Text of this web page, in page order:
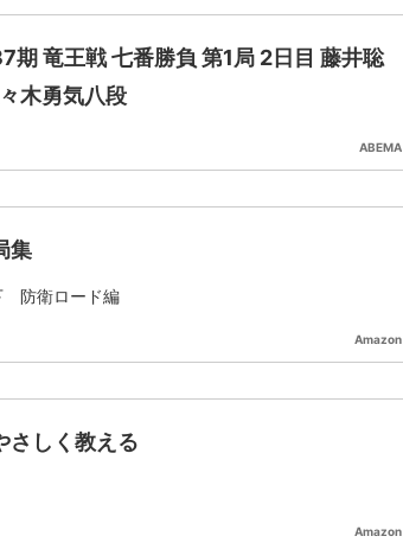
期 竜王戦 七番勝負 第1局 2日目 藤井聡
木勇気八段
ABEMA
集
防衛ロード編
Amazon
さしく教える
Amazon